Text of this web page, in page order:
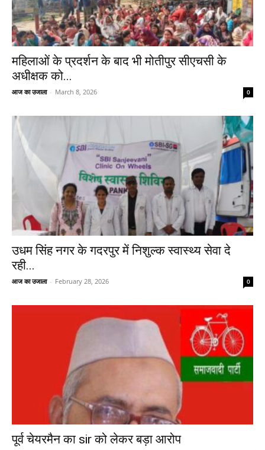
महिलाओं के प्रदर्शन के बाद भी मोतीपुर सीएचसी के
अधीक्षक को...
आज का उजाला - March 8, 2026 0
उधम सिंह नगर के गदरपुर में निशुल्क स्वास्थ्य सेवा दे
रही...
आज का उजाला - February 28, 2026 0
पूर्व चेयरमैन का sir को लेकर बड़ा आरोप